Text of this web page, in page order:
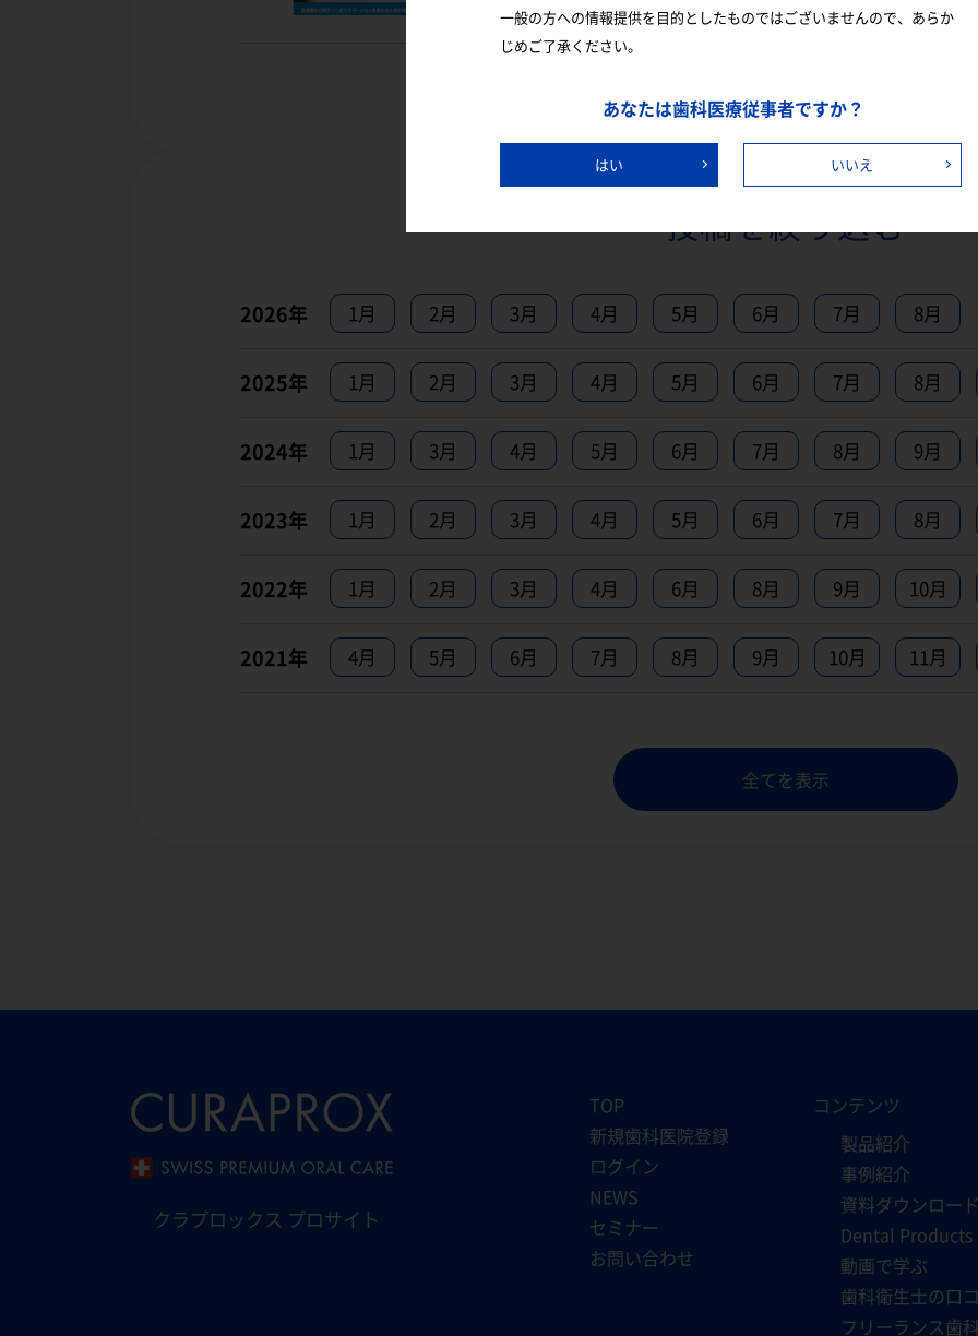
投稿を絞り込む
2026年 1月 2月 3月 4月 5月 6月 7月 8月
2025年 1月 2月 3月 4月 5月 6月 7月 8月
2024年 1月 3月 4月 5月 6月 7月 8月 9月
2023年 1月 2月 3月 4月 5月 6月 7月 8月
2022年 1月 2月 3月 4月 6月 8月 9月 10月
2021年 4月 5月 6月 7月 8月 9月 10月 11月
全てを表示
クラプロックス プロサイト
TOP
新規歯科医院登録
ログイン
NEWS
セミナー
お問い合わせ
コンテンツ
製品紹介
事例紹介
資料ダウンロード
Dental Products
動画で学ぶ
歯科衛生士の口
フリーランス歯
一般の方への情報提供を目的としたものではございませんので、あらか
じめご了承ください。
あなたは歯科医療従事者ですか？
はい いいえ